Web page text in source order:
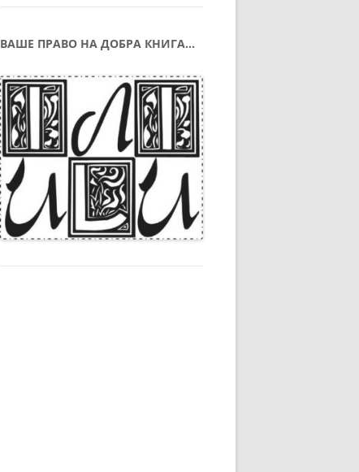
ВАШЕ ПРАВО НА ДОБРА КНИГА…